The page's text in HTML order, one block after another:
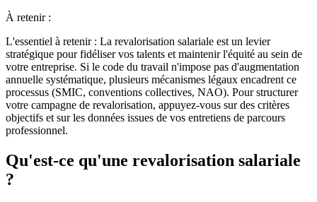
À retenir :
L'essentiel à retenir : La revalorisation salariale est un levier
stratégique pour fidéliser vos talents et maintenir l'équité au sein de
votre entreprise. Si le code du travail n'impose pas d'augmentation
annuelle systématique, plusieurs mécanismes légaux encadrent ce
processus (SMIC, conventions collectives, NAO). Pour structurer
votre campagne de revalorisation, appuyez-vous sur des critères
objectifs et sur les données issues de vos entretiens de parcours
professionnel.
Qu'est-ce qu'une revalorisation salariale
?